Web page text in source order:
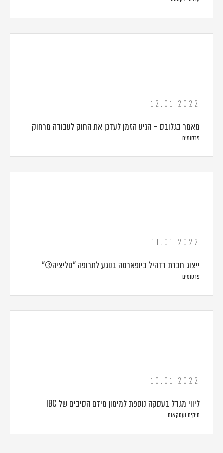
12.01.2022
מאמר בגלובס – הגיע הזמן לעדכן את החוק לעבודה מרחוק
פרסומים
11.01.2022
ייצוג חברת רדהיל ביופארמה בנוגע לתרופה "טליציה®"
פרסומים
10.01.2022
ליווי מגדל בעסקה נוספת למימון מיזם הסיבים של IBC
תיקים ועסקאות